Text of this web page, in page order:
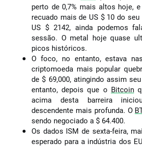
perto de 0,7% mais altos hoje,
recuado mais de US $ 10 do
US $ 2142, ainda podemos
sessão. O metal hoje quase
picos históricos.
O foco, no entanto, estava
criptomoeda mais popular
de $ 69,000, atingindo assim
entanto, depois que o Bitcoin
acima desta barreira
descendente mais profunda. O
sendo negociado a $ 64.400.
Os dados ISM de sexta-feira,
esperado para a indústria dos